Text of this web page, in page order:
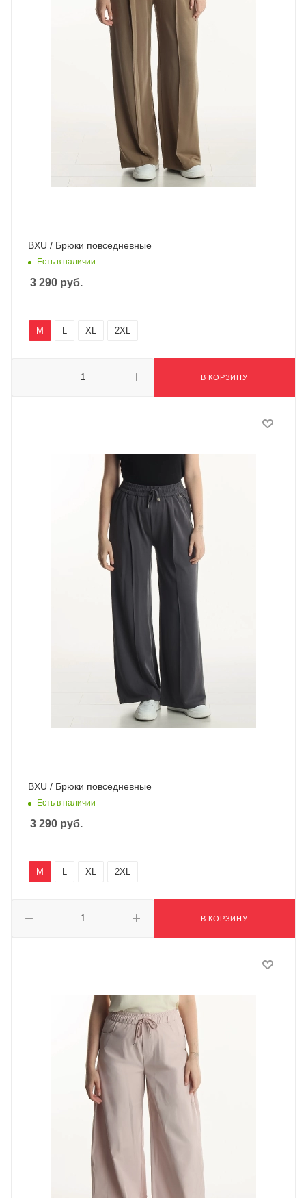
BXU / Брюки повседневные
Есть в наличии
3 290 руб.
В КОРЗИНУ
M XL 2XL
BXU / Брюки повседневные
Есть в наличии
3 290 руб.
В КОРЗИНУ
M XL 2XL